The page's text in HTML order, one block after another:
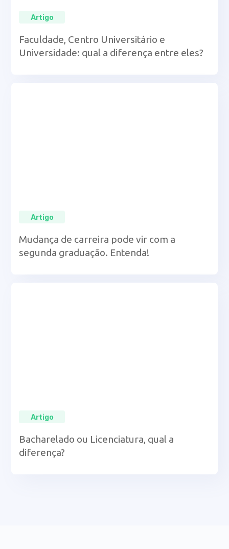
Artigo
Faculdade, Centro Universitário e
Universidade: qual a diferença entre eles?
Artigo
Mudança de carreira pode vir com a
segunda graduação. Entenda!
Artigo
Bacharelado ou Licenciatura, qual a
diferença?